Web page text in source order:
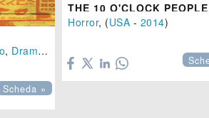
, Drammatico
Scheda »
THE 10 O'CLOCK PEOPLE
Horror, (USA - 2014)